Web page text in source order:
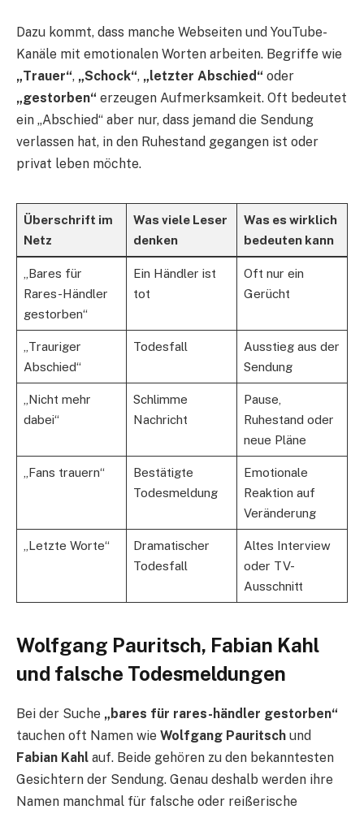
Dazu kommt, dass manche Webseiten und YouTube-
Kanäle mit emotionalen Worten arbeiten. Begriffe wie
„Trauer“, „Schock“, „letzter Abschied“ oder
„gestorben“ erzeugen Aufmerksamkeit. Oft bedeutet
ein „Abschied“ aber nur, dass jemand die Sendung
verlassen hat, in den Ruhestand gegangen ist oder
privat leben möchte.
Überschrift im
Netz
Was viele Leser
denken
Was es wirklich
bedeuten kann
„Bares für
Rares-Händler
gestorben“
Ein Händler ist
tot
Oft nur ein
Gerücht
„Trauriger
Abschied“
Todesfall
Ausstieg aus der
Sendung
„Nicht mehr
dabei“
Schlimme
Nachricht
Pause,
Ruhestand oder
neue Pläne
„Fans trauern“
Bestätigte
Todesmeldung
Emotionale
Reaktion auf
Veränderung
„Letzte Worte“
Dramatischer
Todesfall
Altes Interview
oder TV-
Ausschnitt
Wolfgang Pauritsch, Fabian Kahl
und falsche Todesmeldungen
Bei der Suche „bares für rares-händler gestorben“
tauchen oft Namen wie Wolfgang Pauritsch und
Fabian Kahl auf. Beide gehören zu den bekanntesten
Gesichtern der Sendung. Genau deshalb werden ihre
Namen manchmal für falsche oder reißerische